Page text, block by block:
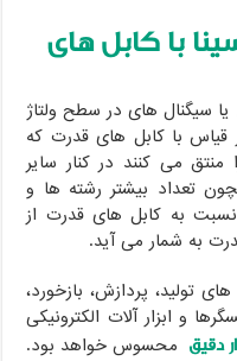
با کابل های
یا سیگنال های در سطح ولتاژ
قیاس با کابل های قدرت که
می کنند در کنار سایر
تعداد بیشتر رشته ها و
به کابل های قدرت از
به شمار می آید.
تولید، پردازش، بازخورد،
و ابزار آلات الکترونیکی
دقیق محسوس خواهد بود.